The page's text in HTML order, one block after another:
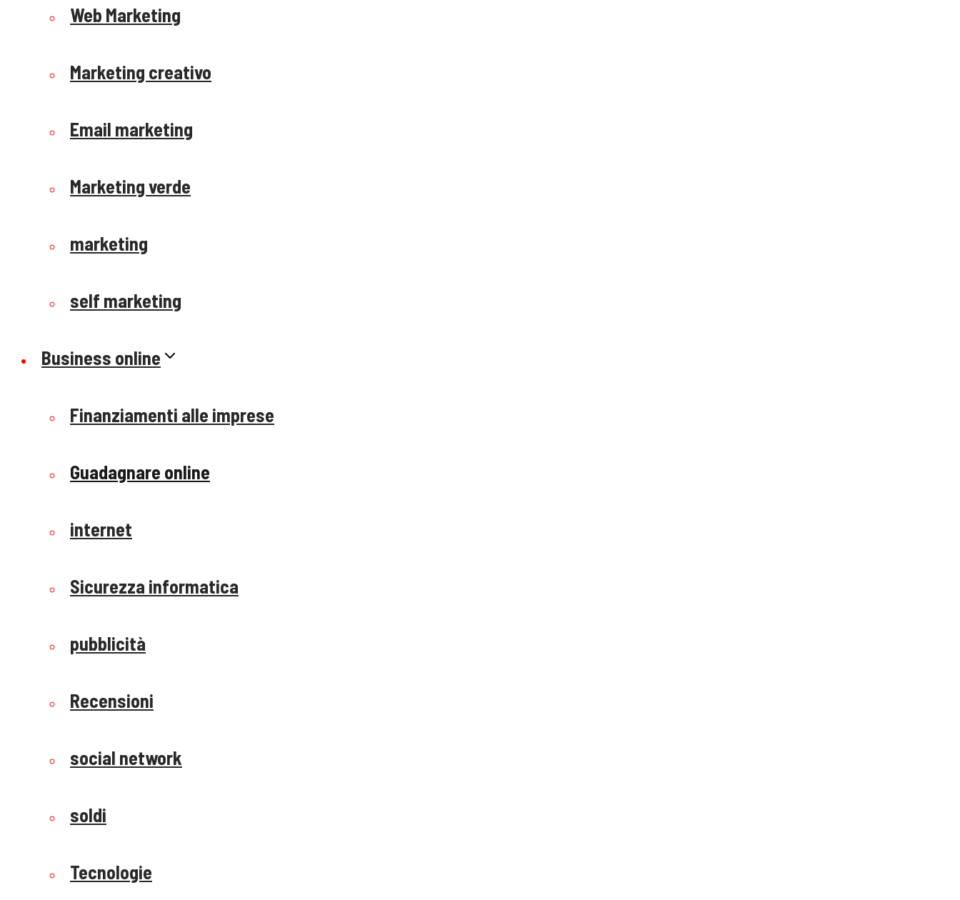
Web Marketing
Marketing creativo
Email marketing
Marketing verde
marketing
self marketing
Business online
Finanziamenti alle imprese
Guadagnare online
internet
Sicurezza informatica
pubblicità
Recensioni
social network
soldi
Tecnologie